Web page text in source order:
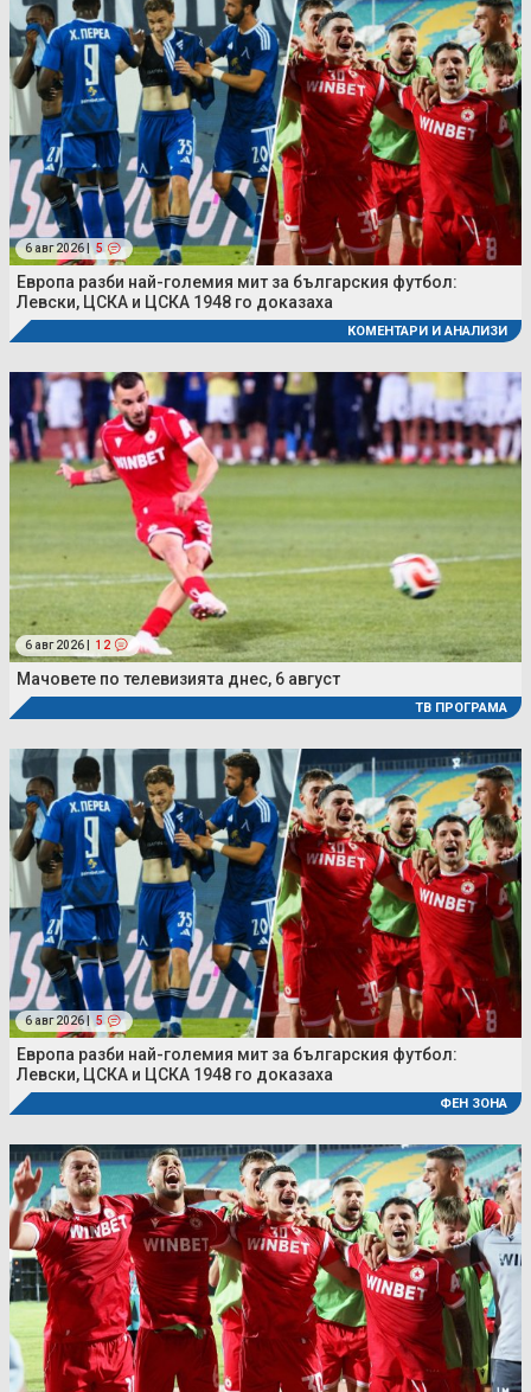
6 авг 2026 | 5
Европа разби най-големия мит за българския футбол:
Левски, ЦСКА и ЦСКА 1948 го доказаха
КОМЕНТАРИ И АНАЛИЗИ
6 авг 2026 | 12
Мачовете по телевизията днес, 6 август
ТВ ПРОГРАМА
6 авг 2026 | 5
Европа разби най-големия мит за българския футбол:
Левски, ЦСКА и ЦСКА 1948 го доказаха
ФЕН ЗОНА